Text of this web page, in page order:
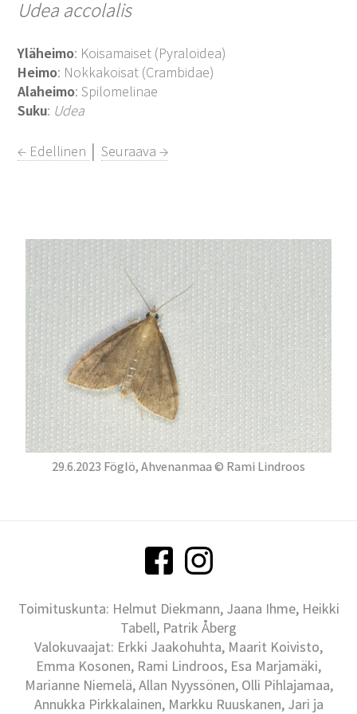
Udea accolalis
Yläheimo: Koisamaiset (Pyraloidea)
Heimo: Nokkakoisat (Crambidae)
Alaheimo: Spilomelinae
Suku: Udea
← Edellinen │Seuraava →
29.6.2023 Föglö, Ahvenanmaa © Rami Lindroos
Toimituskunta: Helmut Diekmann, Jaana Ihme, Heikki
Tabell, Patrik Åberg
Valokuvaajat: Erkki Jaakohuhta, Maarit Koivisto,
Emma Kosonen, Rami Lindroos, Esa Marjamäki,
Marianne Niemelä, Allan Nyyssönen, Olli Pihlajamaa,
Annukka Pirkkalainen, Markku Ruuskanen, Jari ja